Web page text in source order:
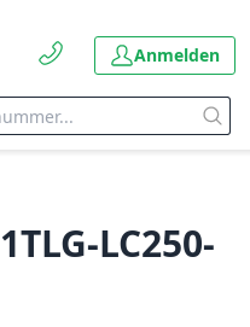
Anmelden
LC250-